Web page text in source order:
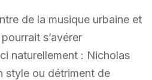
de la musique urbaine et
s’avérer
naturellement : Nicholas
style ou détriment de